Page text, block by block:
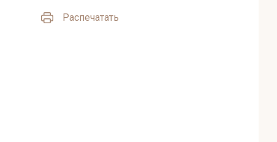
Распечатать